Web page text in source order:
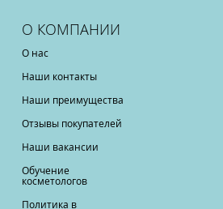
О КОМПАНИИ
О нас
Наши контакты
Наши преимущества
Отзывы покупателей
Наши вакансии
Обучение
косметологов
Политика в